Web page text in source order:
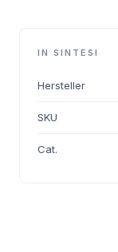
IN SINTESI
Hersteller
SKU
Cat.